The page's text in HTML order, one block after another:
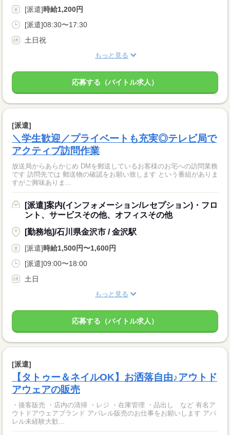
[派遣]時給1,200円
[派遣]08:30〜17:30
土日祝
もっと見る
応募する（バイトル求人）
[派遣]
＼学生歓迎／プライベートも充実◎テレビ局で
アクティブ訪問作業
放送局からあらかじめ DMを郵送しているお客様のお宅への訪問業務
です 訪問先では 郵送物の確認をお願い致します という番組がありま
すがご興味ありま...
[派遣]案内(インフォメーション/レセプション)・フロ
ント、サービスその他、オフィスその他
[勤務地]/石川県金沢市 / 金沢駅
[派遣]時給1,500円〜1,600円
[派遣]09:00〜18:00
土日
もっと見る
応募する（バイトル求人）
[派遣]
【タトゥー＆ネイルOK】お洒落自由♪アウトド
アウェアの販売
・接客販売 ・店内の清掃 ・レジ ・在庫管理 ・品出し など 有名ア
ウトドアウェアブランド アパレル販売のお仕事をお願いします アパ
レル未経験大歓...